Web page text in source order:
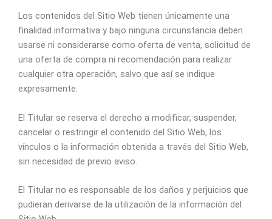
Los contenidos del Sitio Web tienen únicamente una
finalidad informativa y bajo ninguna circunstancia deben
usarse ni considerarse como oferta de venta, solicitud de
una oferta de compra ni recomendación para realizar
cualquier otra operación, salvo que así se indique
expresamente.
El Titular se reserva el derecho a modificar, suspender,
cancelar o restringir el contenido del Sitio Web, los
vínculos o la información obtenida a través del Sitio Web,
sin necesidad de previo aviso.
El Titular no es responsable de los daños y perjuicios que
pudieran derivarse de la utilización de la información del